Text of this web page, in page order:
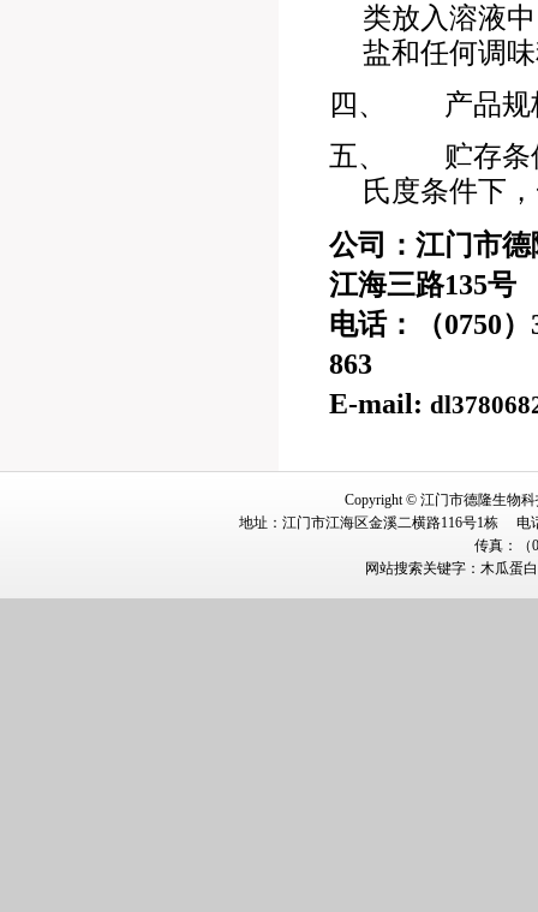
类放入溶液
盐和任何调
四、
产品
五、
贮存
氏度条件下
公司：江门市
江海三路135号
电话：（0750）
863
E-mail:
Copyright © 江门市德隆生物
地址：江门市江海区金溪二横路116号1栋 电话
传真：（
网站搜索关键字： 木瓜蛋